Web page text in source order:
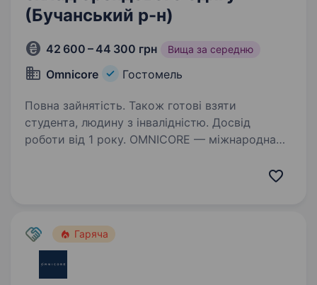
(Бучанський р-н)
42 600 – 44 300 грн Вища за середню
Omnicore Гостомель
Повна зайнятість. Також готові взяти
студента, людину з інвалідністю. Досвід
роботи від 1 року. OMNICORE — міжнародна
adidas.ua, adidas.kz, маркетплейс…
Гаряча